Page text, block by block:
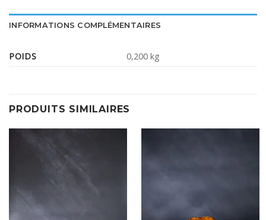
INFORMATIONS COMPLÉMENTAIRES
POIDS 0,200 kg
PRODUITS SIMILAIRES